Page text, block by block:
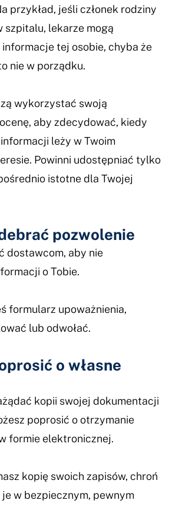
przykład, jeśli członek rodziny
szpitalu, lekarze mogą
tej osobie, chyba że
nie w porządku.
wykorzystać swoją
aby zdecydować, kiedy
leży w Twoim
Powinni udostępniać tylko
istotne dla Twojej
pozwolenie
dostawcom, aby nie
o Tobie.
formularz upoważnienia,
lub odwołać.
o własne
kopii swojej dokumentacji
poprosić o otrzymanie
formie elektronicznej.
kopię swoich zapisów, chroń
w bezpiecznym, pewnym